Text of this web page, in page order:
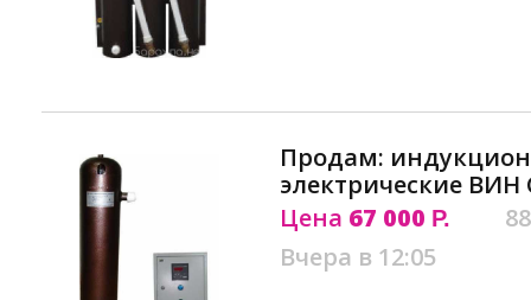
Продам:
электрические ВИН
Цена 67 000 Р.
Вчера в 12:05